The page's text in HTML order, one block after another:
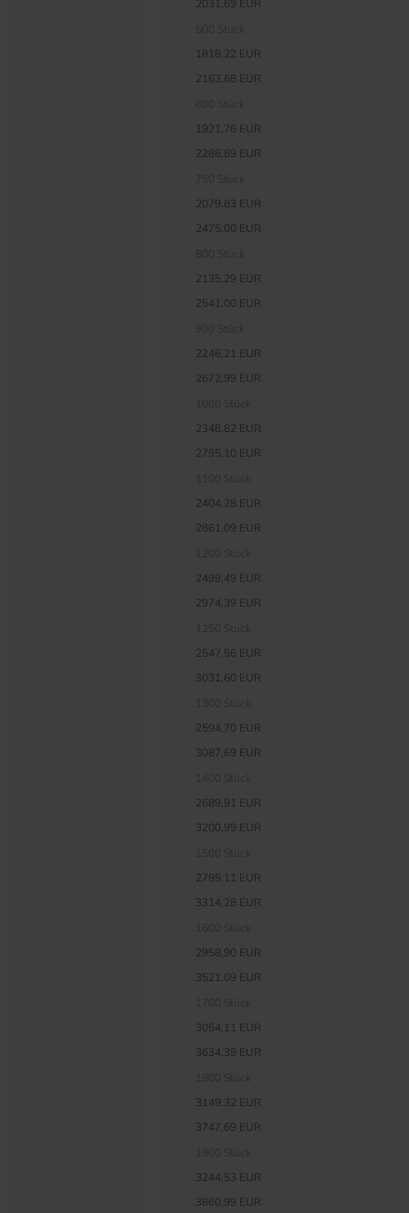
2031,69 EUR
1818,22 EUR
2163,68 EUR
1921,76 EUR
2286,89 EUR
2079,83 EUR
2475,00 EUR
2135,29 EUR
2541,00 EUR
2246,21 EUR
2672,99 EUR
2348,82 EUR
2795,10 EUR
2404,28 EUR
2861,09 EUR
2499,49 EUR
2974,39 EUR
2547,56 EUR
3031,60 EUR
2594,70 EUR
3087,69 EUR
2689,91 EUR
3200,99 EUR
2785,11 EUR
3314,28 EUR
2958,90 EUR
3521,09 EUR
3054,11 EUR
3634,39 EUR
3149,32 EUR
3747,69 EUR
3244,53 EUR
3860,99 EUR